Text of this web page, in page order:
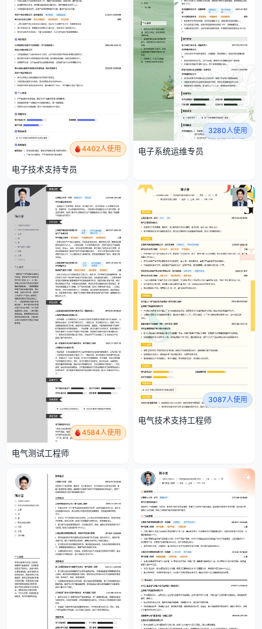
4402人使用
电子技术支持专员
3280人使用
电子系统运维专员
4584人使用
电气测试工程师
3087人使用
电气技术支持工程师